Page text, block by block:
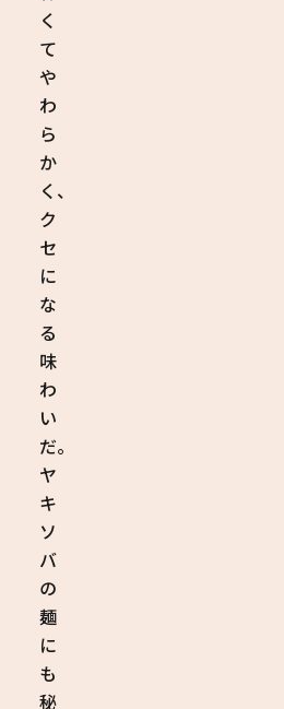
く
て
や
わ
ら
か
く、
ク
セ
に
な
る
味
わ
い
だ。
ヤ
キ
ソ
バ
の
麺
に
も
秘